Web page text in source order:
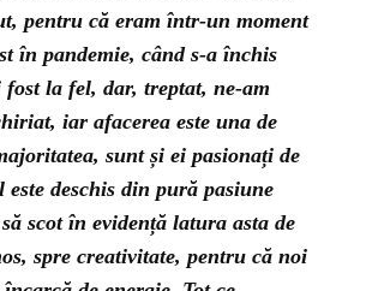
pentru că eram într-un moment
în pandemie, când s-a închis
la fel, dar, treptat, ne-am
iar afacerea este una de
sunt și ei pasionați de
deschis din pură pasiune
scot în evidență latura asta de
spre creativitate, pentru că noi